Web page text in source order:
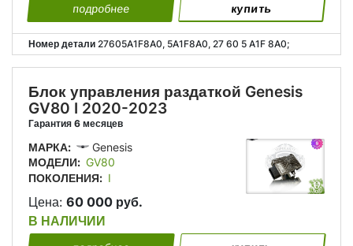
подробнее купить
Номер детали 27605A1F8A0, 5A1F8A0, 27 60 5 A1F 8A0;
Блок управления раздаткой Genesis
GV80 I 2020-2023
Гарантия 6 месяцев
МАРКА:
Genesis
МОДЕЛИ: GV80
ПОКОЛЕНИЯ: I
Цена: 60 000 руб.
В НАЛИЧИИ